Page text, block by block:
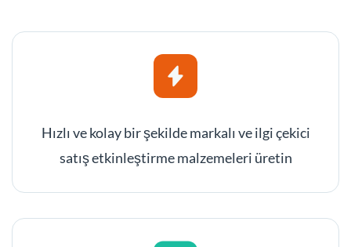
Hızlı ve kolay bir şekilde markalı ve ilgi çekici
satış etkinleştirme malzemeleri üretin